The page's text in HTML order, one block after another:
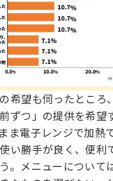
希望も伺ったところ
ずつ」の提供を希望
ま電子レンジで加熱
い勝手が良く、便利
。メニューについて